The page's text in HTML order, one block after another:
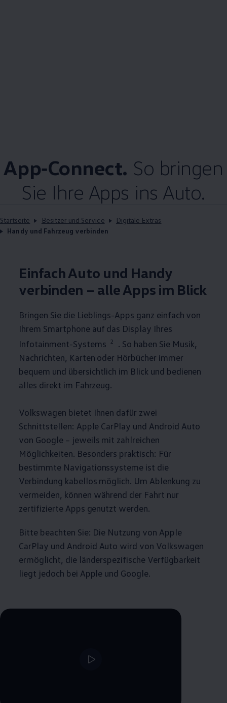
App‑Connect. So bringen
Sie Ihre Apps ins Auto.
Startseite Besitzer und Service
Digitale Extras
Handy und Fahrzeug verbinden
Einfach Auto und Handy
verbinden – alle Apps im Blick
Bringen Sie die Lieblings-Apps ganz einfach von
Ihrem Smartphone auf das Display Ihres
Infotainment-Systems
2
. So haben Sie Musik,
Nachrichten, Karten oder Hörbücher immer
bequem und übersichtlich im Blick und bedienen
alles direkt im Fahrzeug.
Volkswagen bietet Ihnen dafür zwei
Schnittstellen: Apple CarPlay und Android Auto
von Google – jeweils mit zahlreichen
Möglichkeiten. Besonders praktisch: Für
bestimmte Navigationssysteme ist die
Verbindung kabellos möglich. Um Ablenkung zu
vermeiden, können während der Fahrt nur
zertifizierte Apps genutzt werden.
Bitte beachten Sie: Die Nutzung von Apple
CarPlay und Android Auto wird von Volkswagen
ermöglicht, die länderspezifische Verfügbarkeit
liegt jedoch bei Apple und Google.